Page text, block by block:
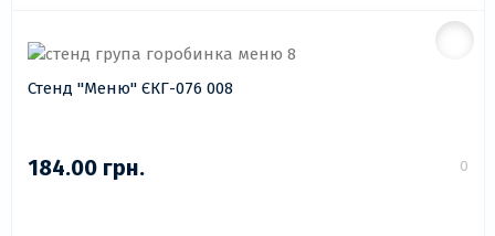
Стенд "Меню" ЄКГ-076 008
184.00 грн. 0